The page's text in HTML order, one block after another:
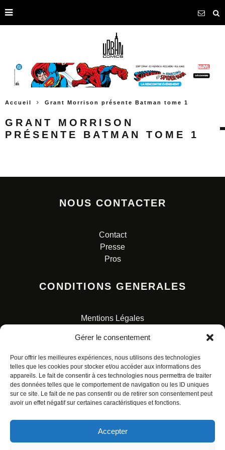
Gérer le consentement
Pour offrir les meilleures expériences, nous utilisons des technologies
telles que les cookies pour stocker et/ou accéder aux informations des
appareils. Le fait de consentir à ces technologies nous permettra de traiter
des données telles que le comportement de navigation ou les ID uniques
sur ce site. Le fait de ne pas consentir ou de retirer son consentement peut
avoir un effet négatif sur certaines caractéristiques et fonctions.
Accepter
Accueil Grant Morrison présente Batman tome 1
GRANT MORRISON
PRÉSENTE BATMAN TOME 1
NOUS CONTACTER
Contact
Presse
Pros
CONDITIONS GENERALES
Mentions Légales
Charte pour la protection des données personnelles
© ALL RIGHTS RESERVED. URBAN COMICS POUR LES